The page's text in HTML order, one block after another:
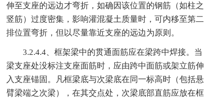
伸至支座的远边才弯折，如确因该位置的钢筋（如柱之
竖筋）过度密集，影响灌混凝土质量时，可内移至第二
排位置弯折，但以尽量靠近支座的远边为原则。
3.2.4.4、框架梁中的贯通面筋应在梁跨中焊接。当
梁支座处没标注支座面筋时，应由跨中面筋或架立筋伸
入支座锚固。凡框梁底与次梁底在同一标高时（包括悬
臂梁端之次梁），在其交点处，次梁底部直筋应放在框